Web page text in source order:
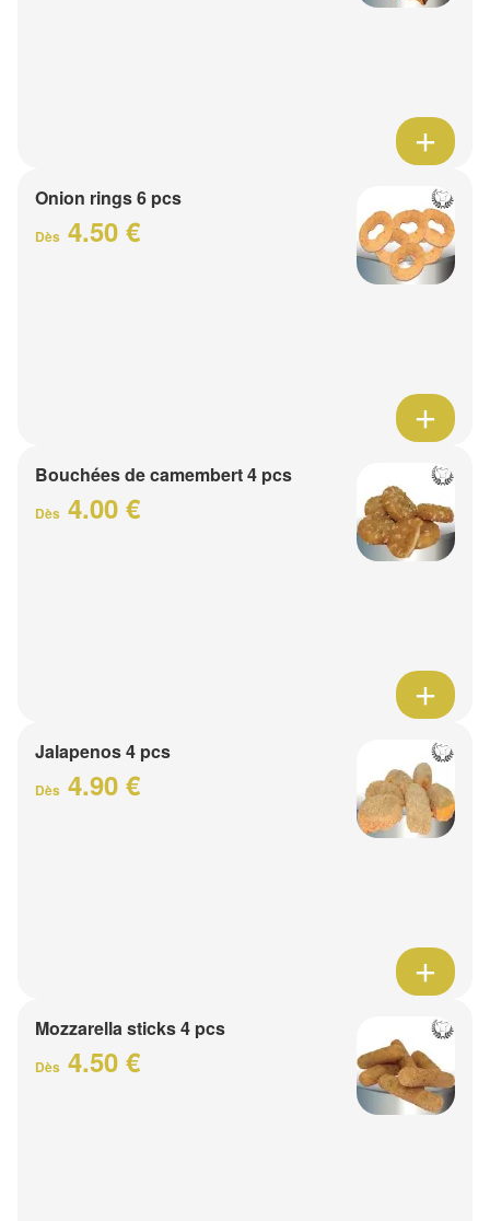
Onion rings 6 pcs
Dès 4.50 €
Bouchées de camembert 4 pcs
Dès 4.00 €
Jalapenos 4 pcs
Dès 4.90 €
Mozzarella sticks 4 pcs
Dès 4.50 €